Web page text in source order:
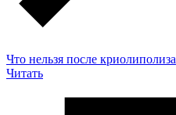
Что нельзя после криолиполиза
Читать